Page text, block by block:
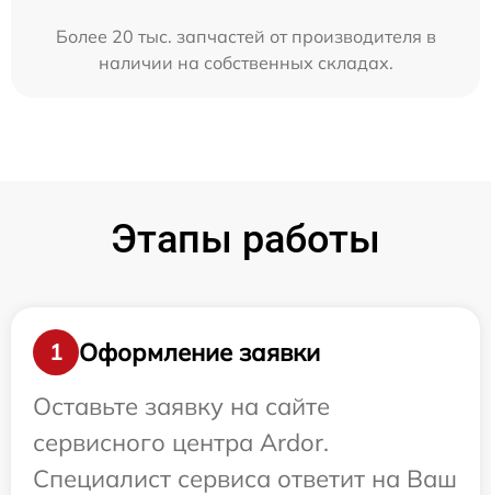
Более 20 тыс. запчастей от производителя в
наличии на собственных складах.
Этапы работы
1
Оформление заявки
Оставьте заявку на сайте
сервисного центра Ardor.
Специалист сервиса ответит на Ваш